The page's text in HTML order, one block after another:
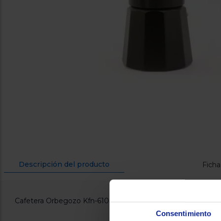
Consentimiento
Descripción del producto
Cafetera Orbegozo Kfn-610 6T Negra